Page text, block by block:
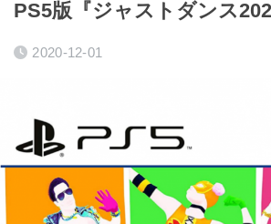
PS5版『ジャストダンス
2020-12-01